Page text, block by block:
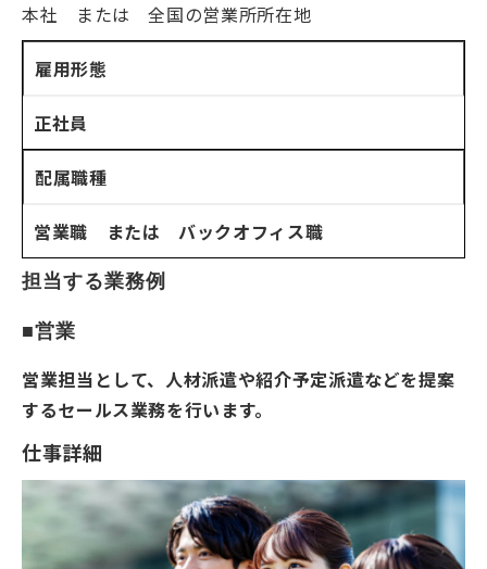
本社 または 全国の営業所所在地
雇用形態
正社員
配属職種
営業職 または バックオフィス職
担当する業務例
■営業
営業担当として、人材派遣や紹介予定派遣などを提案
するセールス業務を行います。
仕事詳細